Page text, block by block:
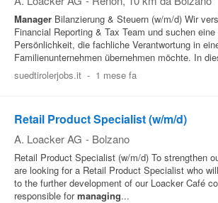
Manager Bilanzierung & Steuern (w/m/d) Wir
Financial Reporting & Tax Team und suchen
Persönlichkeit, die fachliche Verantwortung in
Familienunternehmen übernehmen möchte. In
suedtirolerjobs.it - 1 mese fa
Retail Product Specialist (w/m/d)
A. Loacker AG - Bolzano
Retail Product Specialist (w/m/d) To strengthen
are looking for a Retail Product Specialist who
to the further development of our Loacker Café
responsible formanaging...